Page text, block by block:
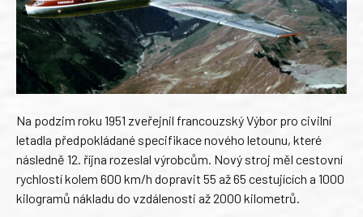
Na podzim roku 1951 zveřejnil francouzský Výbor pro civilní
letadla předpokládané specifikace nového letounu, které
následně 12. října rozeslal výrobcům. Nový stroj měl cestovní
rychlostí kolem 600 km/h dopravit 55 až 65 cestujících a 1000
kilogramů nákladu do vzdálenosti až 2000 kilometrů.